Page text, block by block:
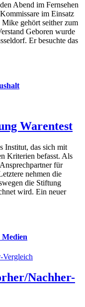
Abend im Fernsehen
im Einsatz
gehört seither zum
Geboren wurde
Er besuchte das
Warentest
Institut, das sich mit
Kriterien befasst. Als
für
nehmen die
die Stiftung
wird. Ein neuer
Nachher-